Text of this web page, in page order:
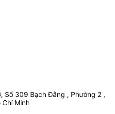
Số 309 Bạch Đằng , Phường 2 ,
Chí Minh